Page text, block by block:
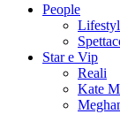
People
Star e Vip
Reali
Kate